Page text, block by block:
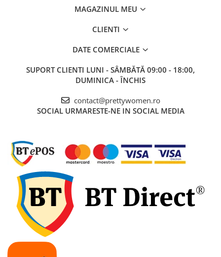
MAGAZINUL MEU
CLIENTI
DATE COMERCIALE
SUPORT CLIENTI LUNI - SÂMBĂTĂ 09:00 - 18:00,
DUMINICA - ÎNCHIS
contact@prettywomen.ro
SOCIAL URMARESTE-NE IN SOCIAL MEDIA